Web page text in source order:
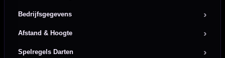
Bedrijfsgegevens
Afstand & Hoogte
Spelregels Darten